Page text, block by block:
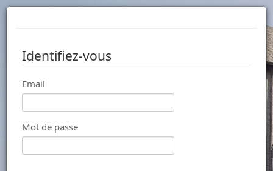
Identifiez-vous
Email
Mot de passe